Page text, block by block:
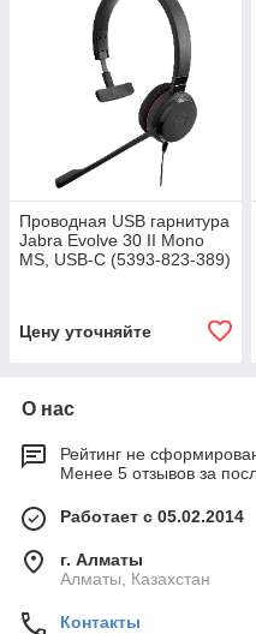
Проводная USB гарнитура
Jabra Evolve 30 II Mono
MS, USB-C (5393-823-389)
Цену уточняйте
О нас
Рейтинг не
Менее 5 отзывов за
Работает с 05.02.2014
г. Алматы
Алматы, Казахстан
Контакты